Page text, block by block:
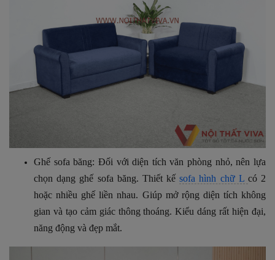
Ghế sofa băng: Đối với diện tích văn phòng nhỏ, nên lựa
chọn dạng ghế sofa băng. Thiết kếsofa hình chữ L có 2
hoặc nhiều ghế liền nhau. Giúp mở rộng diện tích không
gian và tạo cảm giác thông thoáng. Kiểu dáng rất hiện đại,
năng động và đẹp mắt.